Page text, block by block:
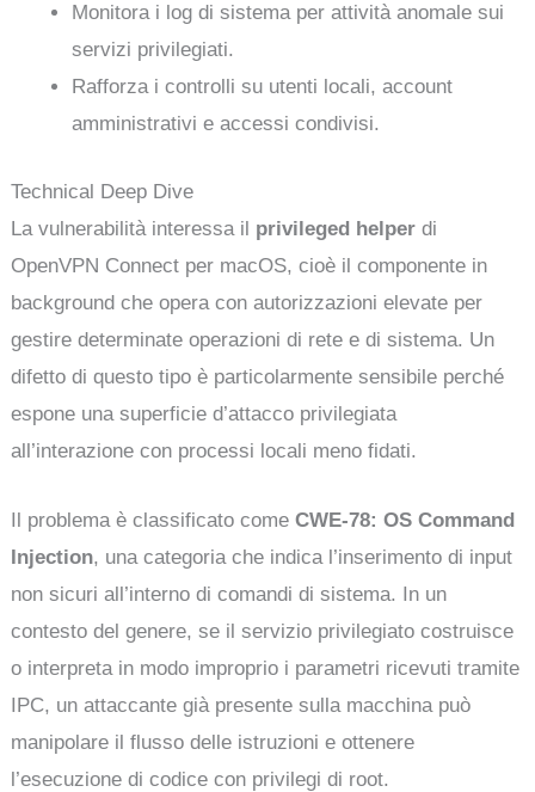
Monitora i log di sistema per attività anomale sui
servizi privilegiati.
Rafforza i controlli su utenti locali, account
amministrativi e accessi condivisi.
Technical Deep Dive
La vulnerabilità interessa il privileged helper di
OpenVPN Connect per macOS, cioè il componente in
background che opera con autorizzazioni elevate per
gestire determinate operazioni di rete e di sistema. Un
difetto di questo tipo è particolarmente sensibile perché
espone una superficie d’attacco privilegiata
all’interazione con processi locali meno fidati.
Il problema è classificato comeCWE-78: OS Command
Injection, una categoria che indica l’inserimento di input
non sicuri all’interno di comandi di sistema. In un
contesto del genere, se il servizio privilegiato costruisce
o interpreta in modo improprio i parametri ricevuti tramite
IPC, un attaccante già presente sulla macchina può
manipolare il flusso delle istruzioni e ottenere
l’esecuzione di codice con privilegi di root.